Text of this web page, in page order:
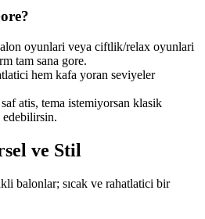
oyunlari veya ciftlik/relax oyunlari
tam sana gore.
hem kafa yoran seviyeler
saf atis, tema istemiyorsan klasik
ve Stil
balonlar; sıcak ve rahatlatici bir